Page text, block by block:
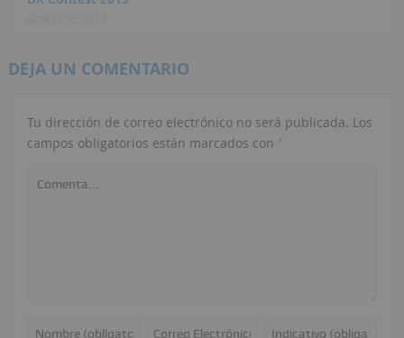
DEJA UN COMENTARIO
Tu dirección de correo electrónico no será publicada. Los
campos obligatorios están marcados con *